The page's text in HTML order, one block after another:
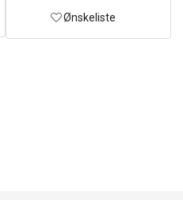
Ønskeliste